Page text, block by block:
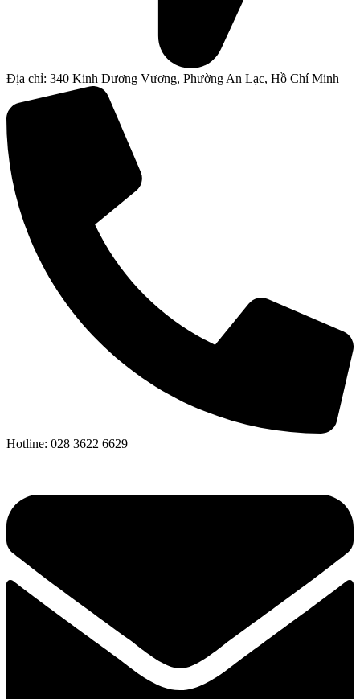
Địa chỉ: 340 Kinh Dương Vương, Phường An Lạc, Hồ Chí Minh
Hotline: 028 3622 6629